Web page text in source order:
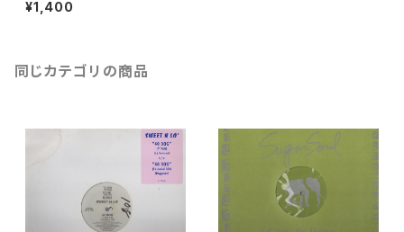
¥1,400
同じカテゴリの商品